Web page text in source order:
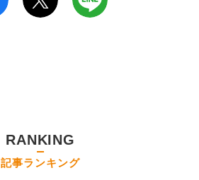
RANKING
記事ランキング